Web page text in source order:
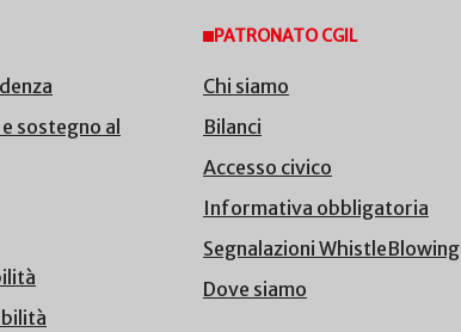
sostegno al
PATRONATO CGIL
Chi siamo
Bilanci
Accesso civico
Informativa obbligatoria
Segnalazioni WhistleBlowing
Dove siamo